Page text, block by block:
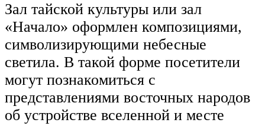
Зал тайской культуры или зал
«Начало» оформлен композициями,
символизирующими небесные
светила. В такой форме посетители
могут познакомиться с
представлениями восточных народов
об устройстве вселенной и месте